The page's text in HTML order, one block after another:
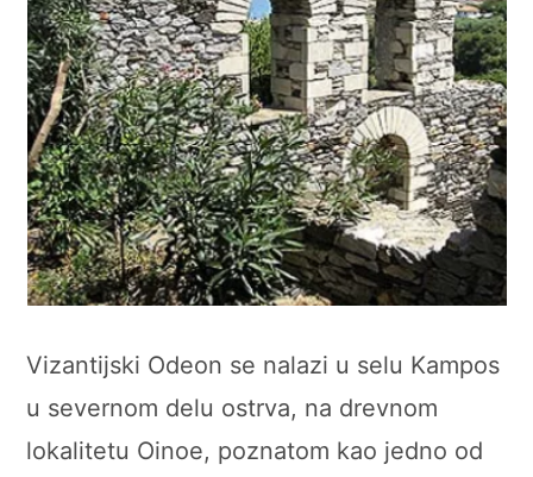
Vizantijski Odeon se nalazi u selu Kampos
u severnom delu ostrva, na drevnom
lokalitetu Oinoe, poznatom kao jedno od